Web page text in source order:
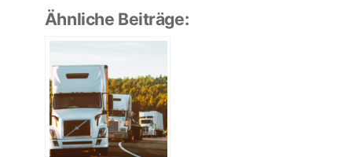
Ähnliche Beiträge: